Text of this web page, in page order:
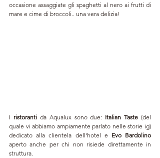
occasione assaggiate gli spaghetti al nero ai frutti di
mare e cime di broccoli.. una vera delizia!
I ristoranti da Aqualux sono due: Italian Taste (del
quale vi abbiamo ampiamente parlato nelle storie ig)
dedicato alla clientela dell'hotel e Evo Bardolino
aperto anche per chi non risiede direttamente in
struttura.